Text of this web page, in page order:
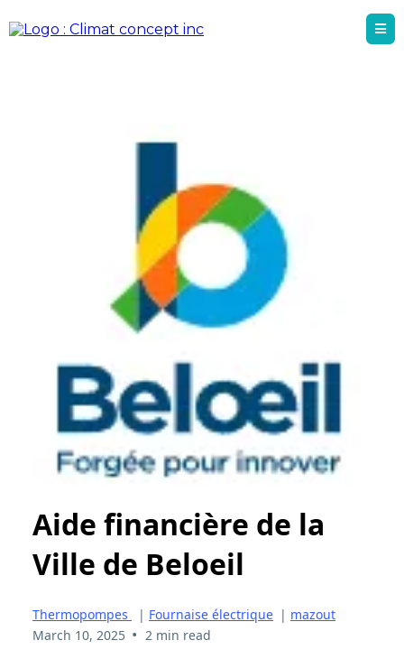
Aide financière de la
Ville de Beloeil
Thermopompes | Fournaise électrique | mazout
March 10, 2025 • 2 min read